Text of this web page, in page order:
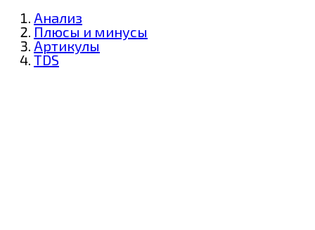
Анализ
Плюсы и минусы
Артикулы
TDS